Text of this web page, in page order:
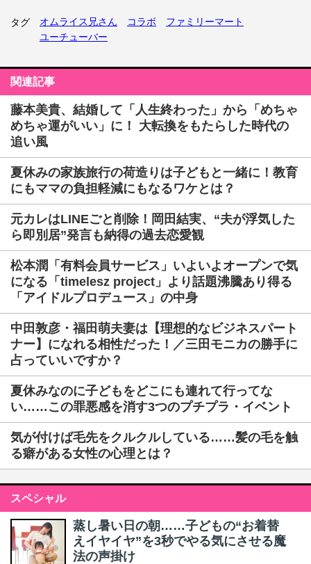
タグ オムライス兄さん コラボ
ファミリーマート
ユーチューバー
関連記事
藤本美貴、結婚して「人生終わった」から「めちゃ
めちゃ運がいい」に！ 大転換をもたらした時代の
追い風
夏休みの家族旅行の荷造りは子どもと一緒に！教育
にもママの負担軽減にもなるワケとは？
元カレはLINEごと削除！岡田結実、“夫が浮気した
ら即別居”発言も納得の過去恋愛観
松本潤「有料会員サービス」いよいよオープンで気
になる「timelesz project」より話題沸騰あり得る
「アイドルプロデュース」の中身
中田敦彦・福田萌夫妻は【理想的なビジネスパート
ナー】になれる相性だった！／三田モニカの勝手に
占っていいですか？
夏休みなのに子どもをどこにも連れて行ってな
い……この罪悪感を消す3つのプチプラ・イベント
気が付けば毛先をクルクルしている……髪の毛を触
る癖がある女性の心理とは？
スペシャル
蒸し暑い日の朝……子どもの“お着替
えイヤイヤ”を3秒でやる気にさせる魔
法の声掛け